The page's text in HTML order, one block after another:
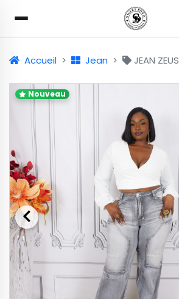
Accueil Jean JEAN ZEUS
Nouveau